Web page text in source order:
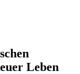
Leben